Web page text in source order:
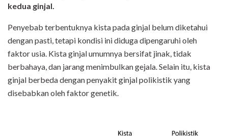
kedua ginjal.
Penyebab terbentuknya kista pada ginjal belum diketahui
dengan pasti, tetapi kondisi ini diduga dipengaruhi oleh
faktor usia. Kista ginjal umumnya bersifat jinak, tidak
berbahaya, dan jarang menimbulkan gejala. Selain itu, kista
ginjal berbeda dengan penyakit ginjal polikistik yang
disebabkan oleh faktor genetik.